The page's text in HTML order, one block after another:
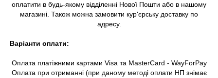
оплатити в будь-якому відділенні Нової Пошти або в нашому
магазині. Також можна замовити кур'єрську доставку по
адресу.
Варіанти оплати:
Оплата платіжними картами Visa та MasterCard - WayForPay
Оплата при отриманні (при даному методі оплати НП знімає